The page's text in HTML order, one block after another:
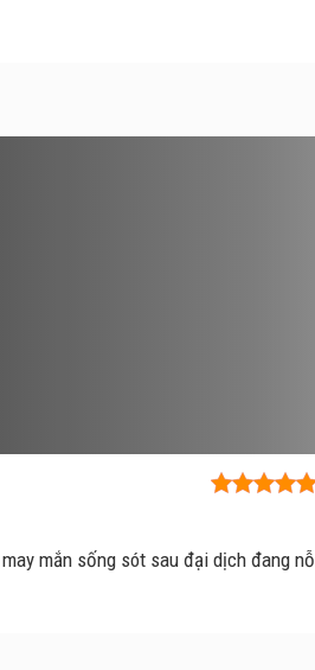
mắn sống sót sau đại dịch đang